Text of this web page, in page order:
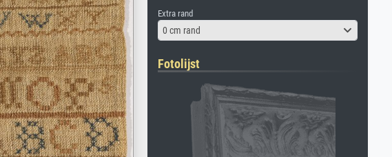
Extra rand
0 cm rand
Fotolijst